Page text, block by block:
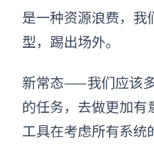
是一种资源浪费，我
型，踢出场外。
新常态——我们应该
的任务，去做更加有
工具在考虑所有系统